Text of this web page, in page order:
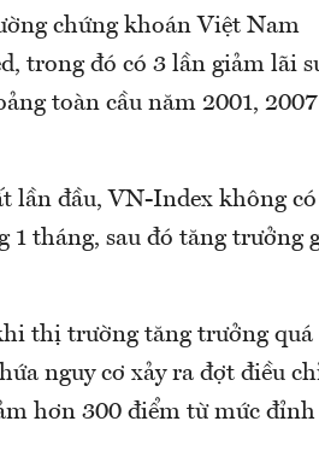
chứng khoán Việt Nam
trong đó có 3 lần giảm lãi
toàn cầu năm 2001,
lần đầu, VN-Index không có
1 tháng, sau đó tăng trưởng
thị trường tăng trưởng quá
nguy cơ xảy ra đợt điều
hơn 300 điểm từ mức đỉnh